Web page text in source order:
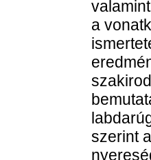
a
szerint